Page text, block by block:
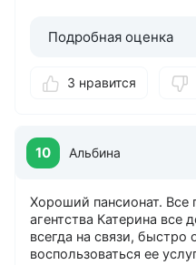
Всем рекомендую
город Новочеркасск.
Подробная оценка
3 нравится
10 Альбина
Хороший пансионат. Все
агентства Катерина все
всегда на связи, быстро
воспользоваться ее